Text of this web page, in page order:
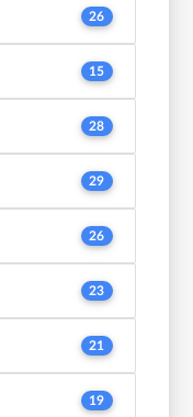
26
15
28
29
26
23
21
19